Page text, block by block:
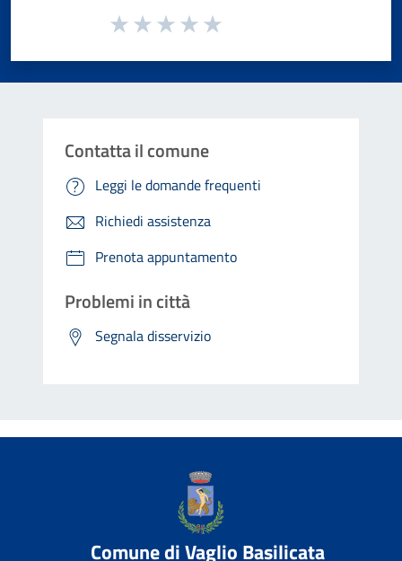
Valuta da 1 a 5 stelle la pagina
Contatta il comune
Leggi le domande frequenti
Richiedi assistenza
Prenota appuntamento
Problemi in città
Segnala disservizio
Comune di Vaglio Basilicata